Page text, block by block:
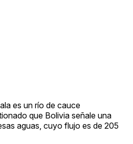
es un río de cauce
que Bolivia señale una
aguas, cuyo flujo es de 205